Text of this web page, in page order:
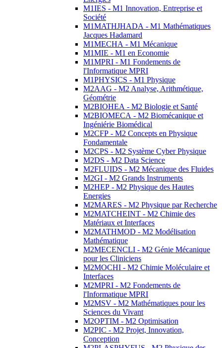
M1IES - M1 Innovation, Entreprise et
Société
M1MATHJHADA - M1 Mathématiques
Jacques Hadamard
M1MECHA - M1 Mécanique
M1MIE - M1 en Economie
M1MPRI - M1 Fondements de
l'Informatique MPRI
M1PHYSICS - M1 Physique
M2AAG - M2 Analyse, Arithmétique,
Géométrie
M2BIOHEA - M2 Biologie et Santé
M2BIOMECA - M2 Biomécanique et
Ingéniérie Biomédical
M2CFP - M2 Concepts en Physique
Fondamentale
M2CPS - M2 Système Cyber Physique
M2DS - M2 Data Science
M2FLUIDS - M2 Mécanique des Fluides
M2GI - M2 Grands Instruments
M2HEP - M2 Physique des Hautes
Energies
M2MARES - M2 Physique par Recherche
M2MATCHEINT - M2 Chimie des
Matériaux et Interfaces
M2MATHMOD - M2 Modélisation
Mathématique
M2MECENCLI - M2 Génie Mécanique
pour les Cliniciens
M2MOCHI - M2 Chimie Moléculaire et
Interfaces
M2MPRI - M2 Fondements de
l'Informatique MPRI
M2MSV - M2 Mathématiques pour les
Sciences du Vivant
M2OPTIM - M2 Optimisation
M2PIC - M2 Projet, Innovation,
Conception